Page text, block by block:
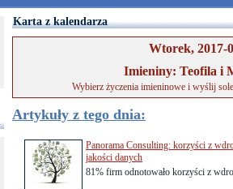
Karta z kalendarza
Wtorek, 2017-
Imieniny: Teofila i
Wybierz życzenia imieninowe i wyślij
Artykuły z tego dnia:
Panorama Consulting: korzyści z
jakości danych
81% firm odnotowało korzyści z